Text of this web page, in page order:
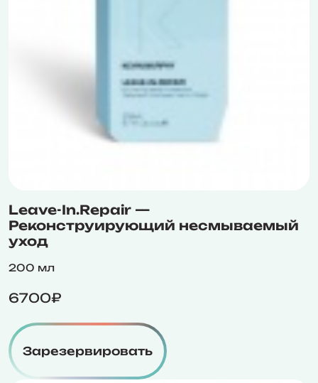
Leave-In.Repair —
Реконструирующий несмываемый
уход
200 мл
6700₽
Зарезервировать